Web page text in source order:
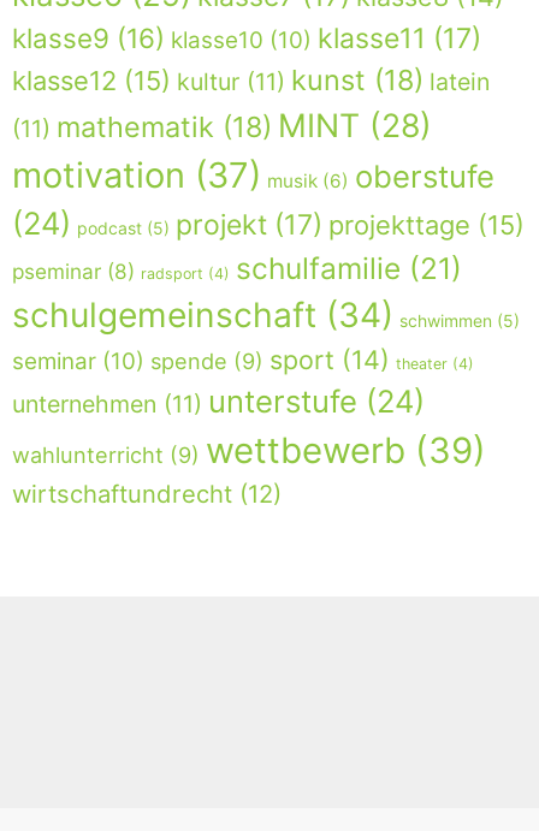
klasse9 (16) klasse10 (10) klasse11 (17)
klasse12 (15) kultur (11) kunst (18) latein
(11) mathematik (18) MINT (28)
motivation (37) musik (6) oberstufe
(24) podcast (5) projekt (17) projekttage (15)
pseminar (8) radsport (4) schulfamilie (21)
schulgemeinschaft (34) schwimmen (5)
seminar (10) spende (9) sport (14) theater (4)
unternehmen (11) unterstufe (24)
wahlunterricht (9) wettbewerb (39)
wirtschaftundrecht (12)